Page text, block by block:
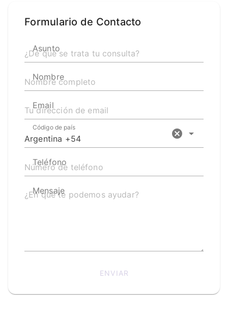
Formulario de Contacto
Asunto
Nombre
Email
Código de país
Argentina +54
Teléfono
Mensaje
ENVIAR